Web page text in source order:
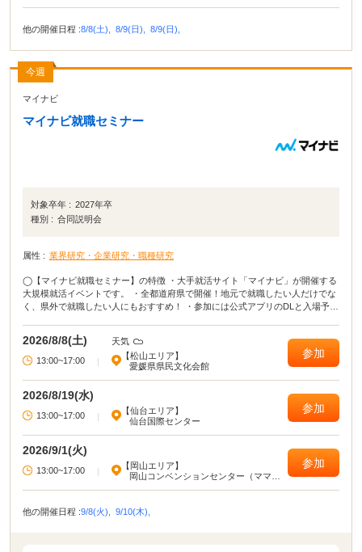
他の開催日程 :8/8(土), 8/9(日), 8/9(日),
今週
マイナビ
マイナビ就職セミナー
対象卒年 : 2027年卒
種別 : 合同説明会
属性 : 業界研究・企業研究・職種研究
◯【マイナビ就職セミナー】の特徴 ・大手就活サイト「マイナビ」が開催する
大規模就活イベントです。 ・全都道府県で開催！地元で就職したい人だけでな
く、県外で就職したい人にもおすすめ！ ・参加には公式アプリのDLと入場予約
す。 ◯イベカツ編集部review 主要都市だけではなく、全都道府県でおこな
われる貴重な就活イベント！ 「田舎に住んでいてなかなか就活イベントに参加
できない」「地元の企業が集まるイベントに参加したい」という方は、ぜひマ
イナビ就職セミナーに参加してください！ イベントによっては、入場予約特典
イベントなので、参加して損はないでしょう！
2026/8/8(土)
天気
13:00~17:00
|
【松山エリア】
愛媛県県民文化会館
参加
2026/8/19(水)
13:00~17:00 |
【仙台エリア】
仙台国際センター
参加
2026/9/1(火)
13:00~17:00 |
【岡山エリア】
岡山コンベンションセンター（ママカ
参加
他の開催日程 :9/8(火), 9/10(木),